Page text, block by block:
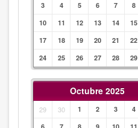
3
4 5 6 7 8
10
11 12 13 14 15
17
18 19 20 21 22
24
25 26 27 28 29
Octubre 2025
29 30 1 2 3 4